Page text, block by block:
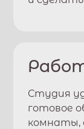
Студия
готовое
комнаты,